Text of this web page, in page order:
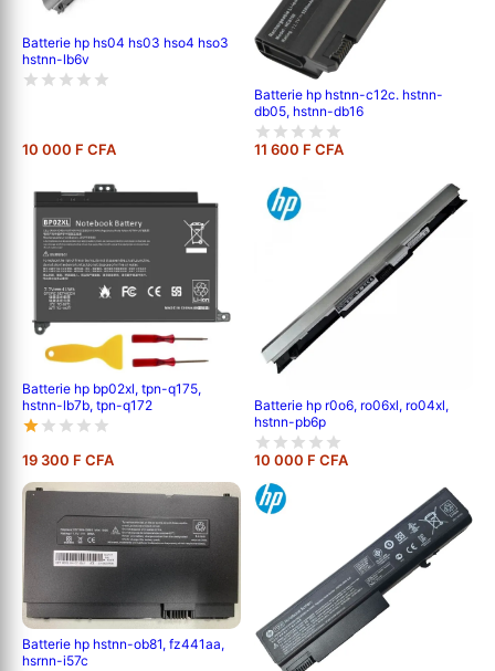
Batterie hp hs04 hs03 hso4 hso3
hstnn-lb6v
10 000 F CFA
Batterie hp hstnn-c12c. hstnn-
db05, hstnn-db16
11 600 F CFA
Batterie hp bp02xl, tpn-q175,
hstnn-lb7b, tpn-q172
19 300 F CFA
Batterie hp r0o6, ro06xl, ro04xl,
hstnn-pb6p
10 000 F CFA
Batterie hp hstnn-ob81, fz441aa,
hsrnn-i57c